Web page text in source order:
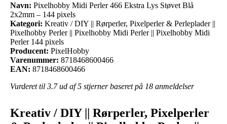
Navn: Pixelhobby Midi Perler 466 Ekstra Lys Støvet Blå
2x2mm – 144 pixels
Kategori: Kreativ / DIY || Rørperler, Pixelperler & Perleplader ||
Pixelhobby Perler || Pixelhobby Midi Perler || Pixelhobby Midi
Perler 144 pixels
Producent: PixelHobby
Varenummer: 8718468600466
EAN: 8718468600466
Vurderet til 3.7ud af 5 stjerner baseret på 18 anmeldelser
Kreativ / DIY || Rørperler, Pixelperler